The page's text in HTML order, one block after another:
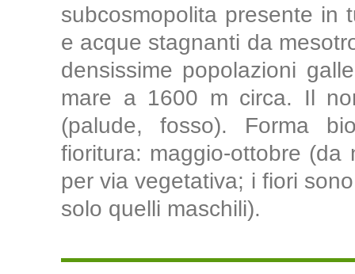
subcosmopolita presente in
e acque stagnanti da
densissime popolazioni
mare a 1600 m circa. Il
(palude, fosso). Forma
fioritura: maggio-ottobre
per via vegetativa; i fiori
solo quelli maschili).